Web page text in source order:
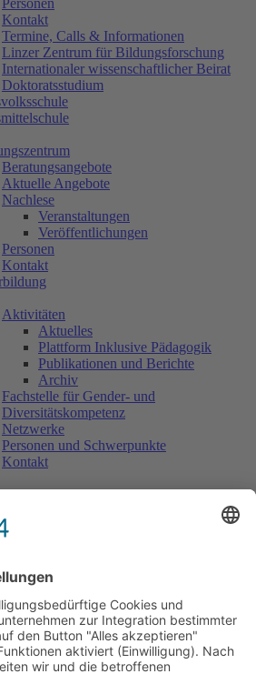
Personen
Kontakt
Termine, Calls & Informationen
Linzer Zentrum für Bildungsforschung
Internationaler wissenschaftlicher Beirat
Doktoratsstudium
Beratungsangebote
Aktuelle Angebote
Nachlese
Veranstaltungen
Veröffentlichungen
Personen
Kontakt
Aktivitäten
Aktuelles
Plattform Inklusive Pädagogik
Publikationen und Berichte
Archiv
Fachstelle für Gender- und
Diversitätskompetenz
Netzwerke
Personen und Schwerpunkte
Kontakt
Studien
Personen
Kooperationen
Nachlese
Soziales Engagement
Materialien und Links